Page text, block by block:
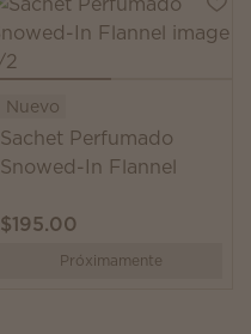
Nuevo
Sachet Perfumado
Snowed-In Flannel
$195.00
Próximamente